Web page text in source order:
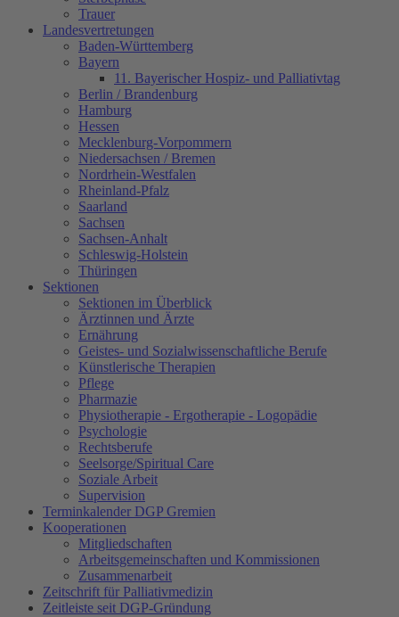
Trauer
Landesvertretungen
Baden-Württemberg
Bayern
11. Bayerischer Hospiz- und Palliativtag
Berlin / Brandenburg
Hamburg
Hessen
Mecklenburg-Vorpommern
Niedersachsen / Bremen
Nordrhein-Westfalen
Rheinland-Pfalz
Saarland
Sachsen
Sachsen-Anhalt
Schleswig-Holstein
Thüringen
Sektionen
Sektionen im Überblick
Ärztinnen und Ärzte
Ernährung
Geistes- und Sozialwissenschaftliche Berufe
Künstlerische Therapien
Pflege
Pharmazie
Physiotherapie - Ergotherapie - Logopädie
Psychologie
Rechtsberufe
Seelsorge/Spiritual Care
Soziale Arbeit
Supervision
Terminkalender DGP Gremien
Kooperationen
Mitgliedschaften
Arbeitsgemeinschaften und Kommissionen
Zusammenarbeit
Zeitschrift für Palliativmedizin
Zeitleiste seit DGP-Gründung